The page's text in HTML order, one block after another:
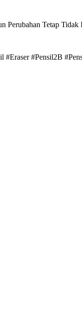
Perubahan Tetap
#Pensil2B